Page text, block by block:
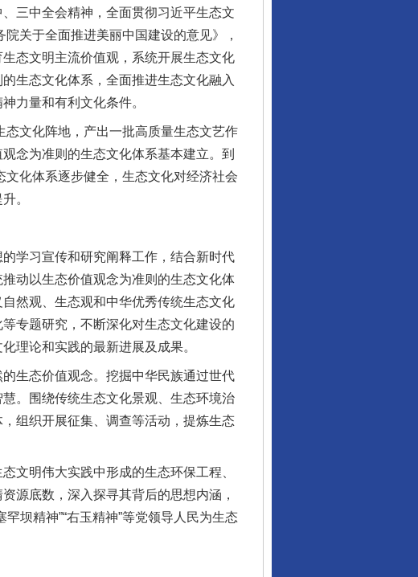
三中全会精神，全面贯彻习近平生态文
关于全面推进美丽中国建设的意见》，
态文明主流价值观，系统开展生态文化
生态文化体系，全面推进生态文化融入
力量和有利文化条件。
文化阵地，产出一批高质量生态文艺作
念为准则的生态文化体系基本建立。到
化体系逐步健全，生态文化对经济社会
。
学习宣传和研究阐释工作，结合新时代
动以生态价值观念为准则的生态文化体
然观、生态观和中华优秀传统生态文化
专题研究，不断深化对生态文化建设的
理论和实践的最新进展及成果。
生态价值观念。挖掘中华民族通过世代
。围绕传统生态文化景观、生态环境治
组织开展征集、调查等活动，提炼生态
明伟大实践中形成的生态环保工程、
源底数，深入探寻其背后的思想内涵，
坝精神”“右玉精神”等党领导人民为生态